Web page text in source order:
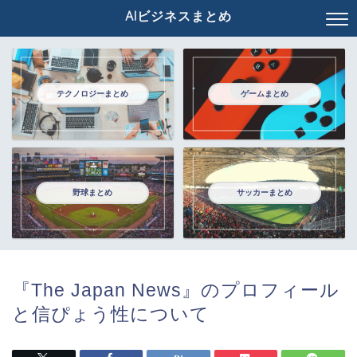
AIビジネスまとめ
テクノロジーまとめ ゲームまとめ
野球まとめ サッカーまとめ
『The Japan News』のプロフィール
と信ぴょう性について